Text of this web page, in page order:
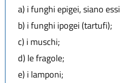
a) i funghi epigei, siano
b) i funghi ipogei (tartufi);
c) i muschi;
d) le fragole;
e) i lamponi;